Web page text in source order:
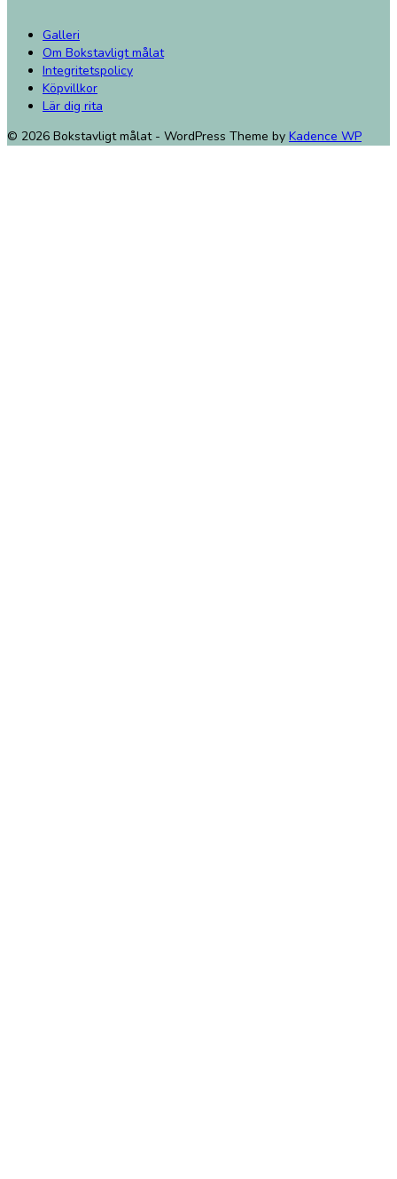
Galleri
Om Bokstavligt målat
Integritetspolicy
Köpvillkor
Lär dig rita
© 2026 Bokstavligt målat - WordPress Theme by Kadence WP